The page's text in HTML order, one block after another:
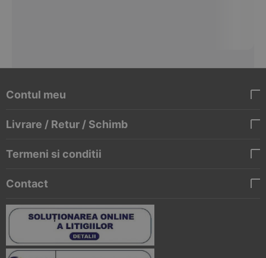
Contul meu
Livrare / Retur / Schimb
Termeni si conditii
Contact